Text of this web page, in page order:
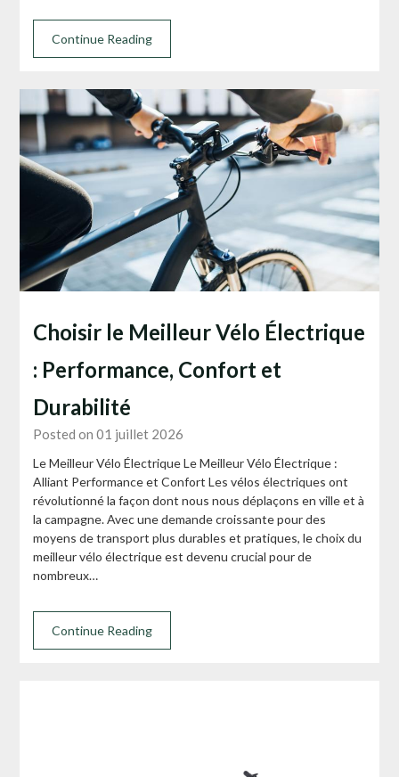
Continue Reading
Choisir le Meilleur Vélo Électrique
: Performance, Confort et
Durabilité
Posted on 01 juillet 2026
Le Meilleur Vélo Électrique Le Meilleur Vélo Électrique :
Alliant Performance et Confort Les vélos électriques ont
révolutionné la façon dont nous nous déplaçons en ville et à
la campagne. Avec une demande croissante pour des
moyens de transport plus durables et pratiques, le choix du
meilleur vélo électrique est devenu crucial pour de
nombreux…
Continue Reading